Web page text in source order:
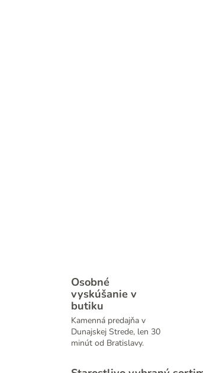
Osobné
vyskúšanie v
butiku
Kamenná predajňa v
Dunajskej Strede, len 30
minút od Bratislavy.